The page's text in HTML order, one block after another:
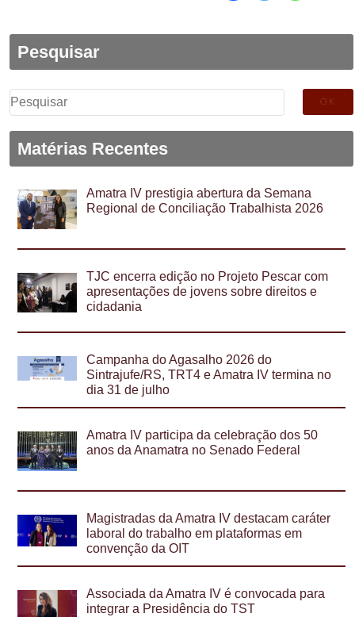
Pesquisar
Pesquisar
por:
Matérias Recentes
Amatra IV prestigia abertura da Semana
Regional de Conciliação Trabalhista 2026
TJC encerra edição no Projeto Pescar com
apresentações de jovens sobre direitos e
cidadania
Campanha do Agasalho 2026 do
Sintrajufe/RS, TRT4 e Amatra IV termina no
dia 31 de julho
Amatra IV participa da celebração dos 50
anos da Anamatra no Senado Federal
Magistradas da Amatra IV destacam caráter
laboral do trabalho em plataformas em
convenção da OIT
Associada da Amatra IV é convocada para
integrar a Presidência do TST